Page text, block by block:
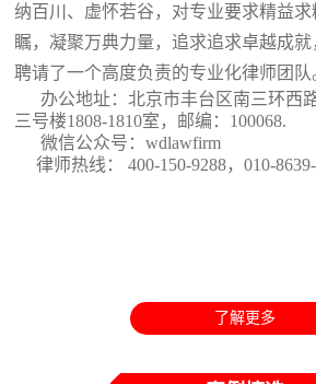
纳百川、虚怀若谷，对专业要求精益
瞩，凝聚万典力量，追求追求卓越成
聘请了一个高度负责的专业化律师团队
办公地址：北京市丰台区南三环西
三号楼1808-1810室 ，邮编：100068.
微信公众号：wdlawfirm
律师热线： 400-150-9288，010-
了解更多